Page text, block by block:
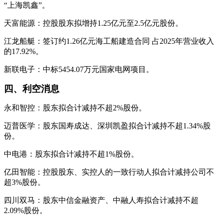
“上海凯鑫”。
天富能源：控股股东拟增持1.25亿元至2.5亿元股份。
江龙船艇：签订约1.26亿元海工船建造合同 占2025年营业收入
的17.92%。
新联电子：中标5454.07万元国家电网项目。
四、利空消息
永和智控：股东拟合计减持不超2%股份。
迈普医学：股东国寿成达、深圳凯盈拟合计减持不超1.34%股
份。
中电港：股东拟合计减持不超1%股份。
亿田智能：控股股东、实控人的一致行动人拟合计减持公司不
超3%股份。
四川双马：股东中信金融资产、中融人寿拟合计减持不超
2.09%股份。